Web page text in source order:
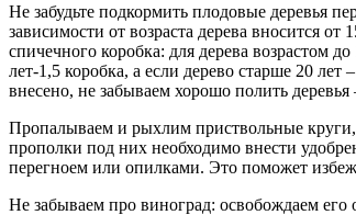
Не забудьте подкормить плодовые деревья
зависимости от возраста дерева вносится
спичечного коробка: для дерева возрастом
лет-1,5 коробка, а если дерево старше 20
внесено, не забываем хорошо полить деревья
Пропалываем и рыхлим приствольные
прополки под них необходимо внести
перегноем или опилками. Это поможет
Не забываем про виноград: освобождаем его